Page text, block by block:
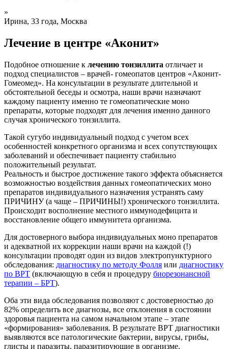
»
Ирина, 33 года, Москва
Лечение в центре «Аконит»
Подобное отношение к лечению тонзиллита отличает и
подход специалистов – врачей- гомеопатов центров «Аконит-
Гомеомед». На консультации в результате длительной и
обстоятельной беседы и осмотра, наши врачи назначают
каждому пациенту именно те гомеопатические моно
препараты, которые подходят для лечения именно данного
случая хронического тонзиллита.
Такой сугубо индивидуальный подход с учетом всех
особенностей конкретного организма и всех сопутствующих
заболеваний и обеспечивает пациенту стабильно
положительный результат.
Реальность и быстрое достижение такого эффекта объясняется
возможностью воздействия данных гомеопатических моно
препаратов индивидуального назначения устранять саму
ПРИЧИНУ (а чаще – ПРИЧИНЫ!) хронического тонзиллита.
Происходит восполнение местного иммунодефицита и
восстановление общего иммунитета организма.
Для достоверного выбора индивидуальных моно препаратов
и адекватной их коррекции наши врачи на каждой (!)
консультации проводят один из видов электропунктурного
обследования: диагностику по методу Фолля или диагностику
по ВРТ (включающую в себя и процедуру биорезонансной
терапии – БРТ).
Оба эти вида обследования позволяют с достоверностью до
82% определить все диагнозы, все отклонения в состоянии
здоровья пациента на самом начальном этапе – этапе
«формирования» заболевания. В результате ВРТ диагностики
выявляются все патологические бактерии, вирусы, грибы,
глисты и паразиты, паразитирующие в организме.